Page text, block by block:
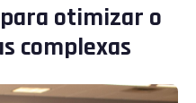
otimizar o
complexas